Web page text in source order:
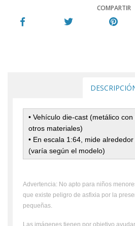
COMPARTIR
• Vehículo die-cast (metálico
otros materiales)
• En escala 1:64, mide
(varía según el modelo)
Advertencia: No apto para niños
que existe peligro de asfixia por la
pequeñas.
Las imágenes tienen por objetivo